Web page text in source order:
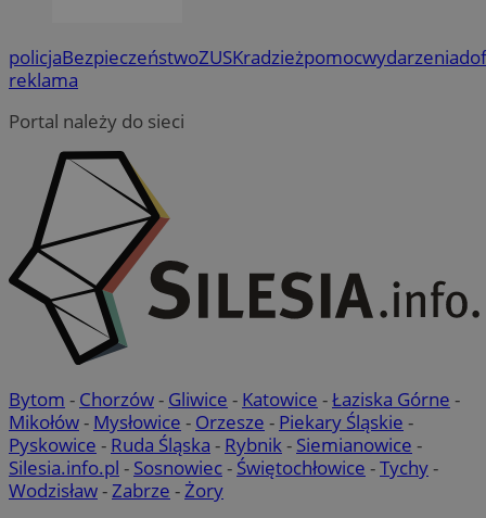
policjaBezpieczeństwoZUSKradzieżpomocwydarzenia
reklama
Portal należy do sieci
Bytom - Chorzów- Gliwice - Katowice -Łaziska Górne -
Mikołów- Mysłowice - Orzesze - Piekary Śląskie -
Pyskowice - Ruda Śląska - Rybnik- Siemianowice -
Silesia.info.pl - Sosnowiec- Świętochłowice -Tychy-
Wodzisław-Zabrze -Żory